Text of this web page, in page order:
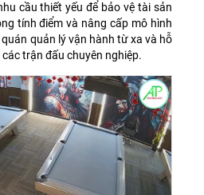
cầu thiết yếu để bảo vệ tài sản
tính điểm và nâng cấp mô hình
quản lý vận hành từ xa và hỗ
trận đấu chuyên nghiệp.